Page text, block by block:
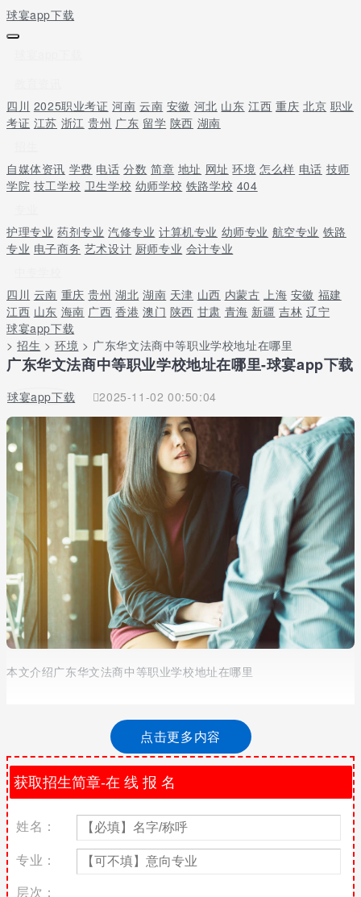
球宴app下载
四川 2025职业考证 河南 云南 安徽 河北 山东 江西 重庆 北京 职业
考证 江苏 浙江 贵州 广东 留学 陕西 湖南
自媒体资讯 学费 电话 分数 简章 地址 网址 环境 怎么样 电话 技师
学院 技工学校 卫生学校 幼师学校 铁路学校 404
护理专业 药剂专业 汽修专业 计算机专业 幼师专业 航空专业 铁路
专业 电子商务 艺术设计 厨师专业 会计专业
四川 云南 重庆 贵州 湖北 湖南 天津 山西 内蒙古 上海 安徽 福建
江西 山东 海南 广西 香港 澳门 陕西 甘肃 青海 新疆 吉林 辽宁
球宴app下载
>招生 >环境 > 广东华文法商中等职业学校地址在哪里
广东华文法商中等职业学校地址在哪里-球宴app下载
球宴app下载 2025-11-02 00:50:04
本文介绍广东华文法商中等职业学校地址在哪里
学生在选择学校的时候，除了因为学校的综合实力和学校的专业、
师资力量等还收到学校的具体位置的影响，学校的地理位置直接影
响了学生的报考情况，下面老师就给大家带来广东华文法商中等职
业学校的具体地址。学生在入学之前也需要根据广东华文法商中等
职业学校的地址来规划去学校的路线。
广东华文法商中等职业学校地址：广州广汕一路49号
广东华文法商中等职业学校拓展阅读
广东华文法商中等职业学校(粤教2号)是经广东省教育厅批准备案的
中等职业学校，学校办学涵盖了“法律、商业、理工、经管、艺
点击更多内容
姓名：
专业：
层次：